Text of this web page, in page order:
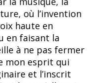
où l’invention
haute en
en faisant la
à ne pas fermer
mon esprit qui
et l’inscrit